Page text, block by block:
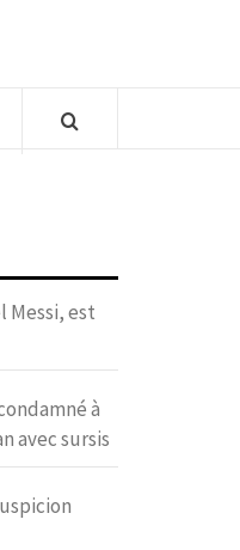
Messi, est
à
avec sursis